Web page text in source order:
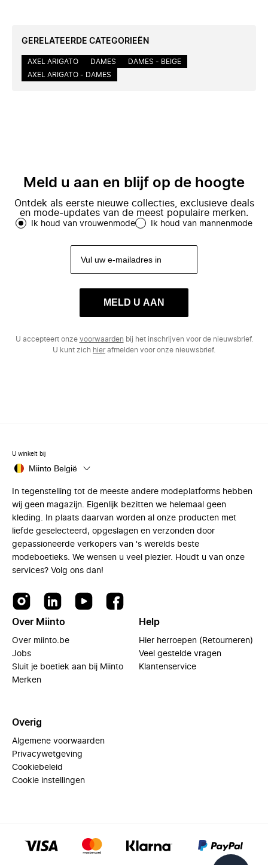
GERELATEERDE CATEGORIEËN
AXEL ARIGATO DAMES
DAMES - BEIGE
AXEL ARIGATO - DAMES
Meld u aan en blijf op de hoogte
Ontdek als eerste nieuwe collecties, exclusieve deals
en mode-updates van de meest populaire merken.
Ik houd van vrouwenmode Ik houd van mannenmode
MELD U AAN
U accepteert onze voorwaarden bij het inschrijven voor de nieuwsbrief.
U kunt zich hierafmelden voor onze nieuwsbrief.
U winkelt bij
Miinto België
In tegenstelling tot de meeste andere modeplatforms hebben
wij geen magazijn. Eigenlijk bezitten we helemaal geen
kleding. In plaats daarvan worden al onze producten met
liefde geselecteerd, opgeslagen en verzonden door
gepassioneerde verkopers van 's werelds beste
modeboetieks. We wensen u veel plezier. Houdt u van onze
services? Volg ons dan!
Over Miinto
Over miinto.be
Jobs
Sluit je boetiek aan bij Miinto
Merken
Help
Hier herroepen (Retourneren)
Veel gestelde vragen
Klantenservice
Overig
Algemene voorwaarden
Privacywetgeving
Cookiebeleid
Cookie instellingen